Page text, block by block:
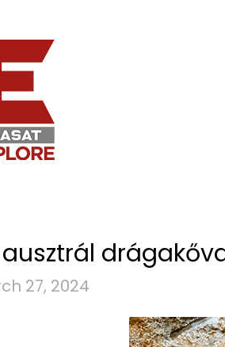
ausztrál
27, 2024